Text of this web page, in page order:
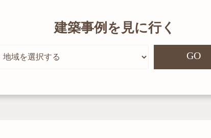
建築事例を見に行く
GO